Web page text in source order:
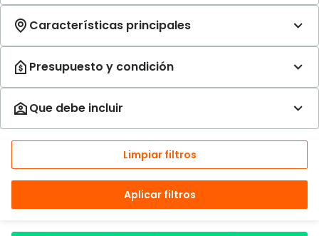
Limpiar filtros
Aplicar filtros